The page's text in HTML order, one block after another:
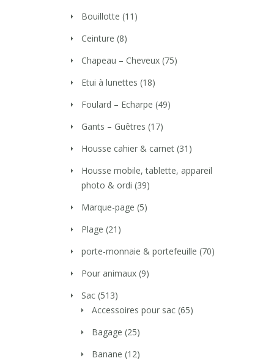
Bouillotte (11)
Ceinture (8)
Chapeau – Cheveux (75)
Etui à lunettes (18)
Foulard – Echarpe (49)
Gants – Guêtres (17)
Housse cahier & carnet (31)
Housse mobile, tablette, appareil
photo & ordi (39)
Marque-page (5)
Plage (21)
porte-monnaie & portefeuille (70)
Pour animaux (9)
Sac (513)
Accessoires pour sac (65)
Bagage (25)
Banane (12)